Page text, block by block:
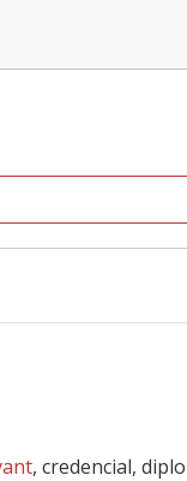
, credencial,